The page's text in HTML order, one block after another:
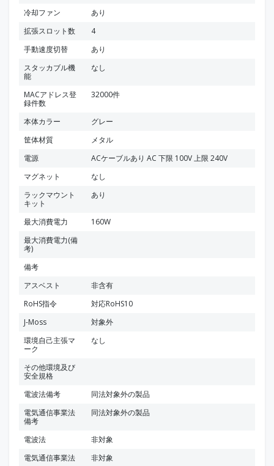
冷却ファン
あり
拡張スロット数
4
手動速度切替
あり
スタッカブル機
能
なし
MACアドレス登
録件数
32000件
本体カラー
グレー
筐体材質
メタル
電源
ACケーブルあり AC 下限 100V 上限 240V
マグネット
なし
ラックマウント
キット
あり
最大消費電力
160W
最大消費電力(備
考)
備考
アスベスト
非含有
RoHS指令
対応RoHS10
J-Moss
対象外
環境自己主張マ
ーク
なし
その他環境及び
安全規格
電波法備考
同法対象外の製品
電気通信事業法
備考
同法対象外の製品
電波法
非対象
電気通信事業法
非対象